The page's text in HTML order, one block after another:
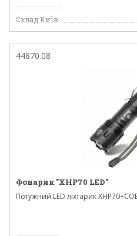
Склад Київ
44870.08
Фонарик "XHP70 LED"
Потужний LED ліхтарик